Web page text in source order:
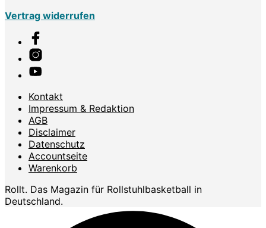
Vertrag widerrufen
Kontakt
Impressum & Redaktion
AGB
Disclaimer
Datenschutz
Accountseite
Warenkorb
Rollt. Das Magazin für Rollstuhlbasketball in
Deutschland.